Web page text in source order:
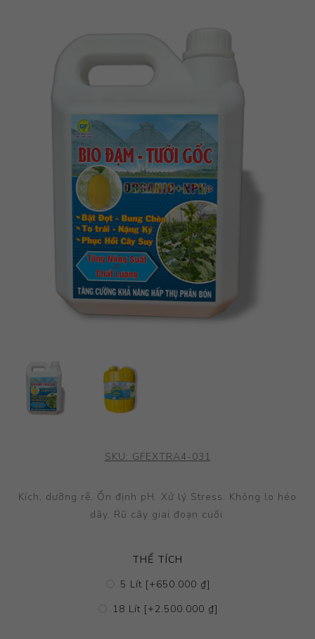
SKU: GFEXTRA4-031
Kích, dưỡng rễ. Ổn định pH. Xử lý Stress. Không lo héo
dây. Rũ cây giai đoạn cuối.
THỂ TÍCH
5 Lít [+650.000 ₫]
18 Lít [+2.500.000 ₫]